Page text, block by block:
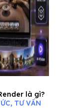
là gì?
, TƯ VẤN